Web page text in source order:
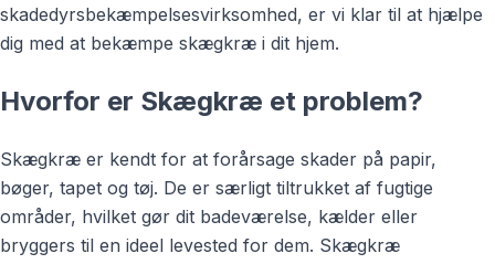
skadedyrsbekæmpelsesvirksomhed, er vi klar til at hjælpe
dig med at bekæmpe skægkræ i dit hjem.
Hvorfor er Skægkræ et problem?
Skægkræ er kendt for at forårsage skader på papir,
bøger, tapet og tøj. De er særligt tiltrukket af fugtige
områder, hvilket gør dit badeværelse, kælder eller
bryggers til en ideel levested for dem. Skægkræ